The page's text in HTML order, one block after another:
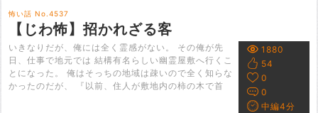
怖い話 No.4537
【じわ怖】招かれざる客
いきなりだが、俺には全く霊感がない。 その俺が先
日、仕事で地元では 結構有名らしい幽霊屋敷へ行くこ
とになった。 俺はそっちの地域は疎いので全く知らな
かったのだが、 『以前、住人が敷地内の柿の木で首
1880
54
0
0
中編4分